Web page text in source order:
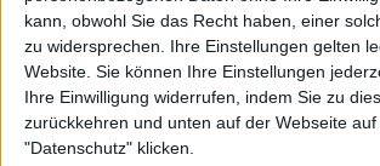
kann, obwohl Sie das Recht haben, einer
zu widersprechen. Ihre Einstellungen gelten
Website. Sie können Ihre Einstellungen
Ihre Einwilligung widerrufen, indem Sie zu
zurückkehren und unten auf der Webseite
"Datenschutz" klicken.
Sweet Oblivion
Relentless
Arion
Vultures